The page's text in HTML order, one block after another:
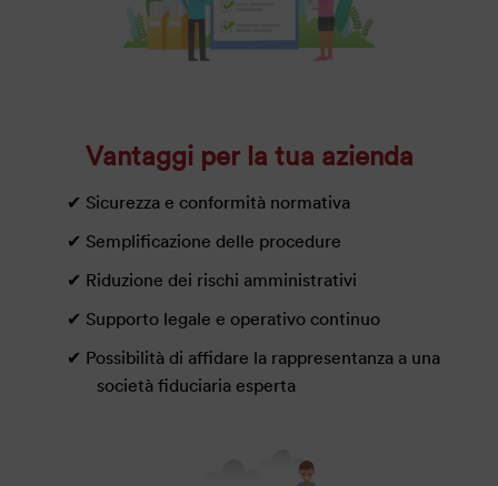
Vantaggi per la tua azienda
Sicurezza e conformità normativa
Semplificazione delle procedure
Riduzione dei rischi amministrativi
Supporto legale e operativo continuo
Possibilità di affidare la rappresentanza a una
società fiduciaria esperta